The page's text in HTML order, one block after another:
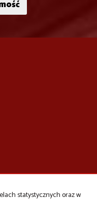
statystycznych oraz w